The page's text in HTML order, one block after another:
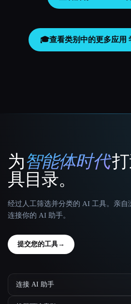
🎓查看类别中的更多应用
That AI Collection
为智能体时代
具目录。
经过人工筛选并分类的 AI 工具。亲自
连接你的 AI 助手。
提交您的工具→
连接 AI 助手